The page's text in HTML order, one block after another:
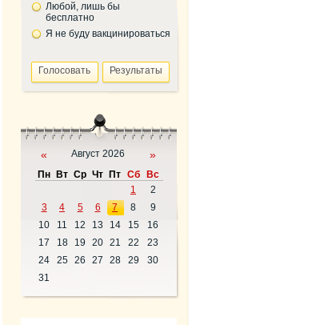
Любой, лишь бы
бесплатно
Я не буду вакцинироваться
« Август 2026 »
Пн Вт Ср Чт Пт Сб
Вс
1
2
3
4 5 6 7 8
9
10
11 12 13 14 15
16
17
18 19 20 21 22
23
24
25 26 27 28 29
30
31